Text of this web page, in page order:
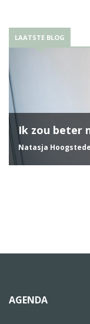
LAATSTE BLOG
Ik zou beter
Natasja Hoogstede
AGENDA